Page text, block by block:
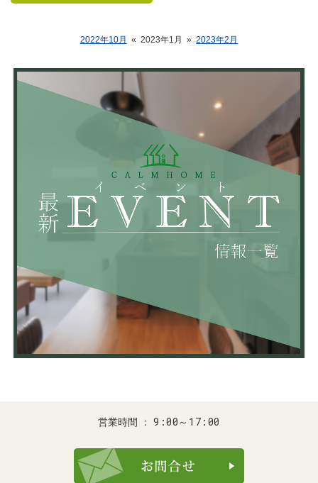
2022年10月 « 2023年1月 » 2023年2月
営業時間 9:00～17:00